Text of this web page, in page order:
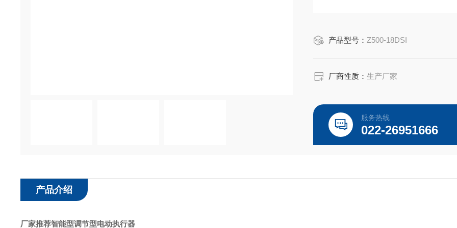
产品型号： Z500-18DSI
厂商性质：生产厂家
服务热线
022-26951666
产品介绍
厂家推荐智能型调节型电动执行器